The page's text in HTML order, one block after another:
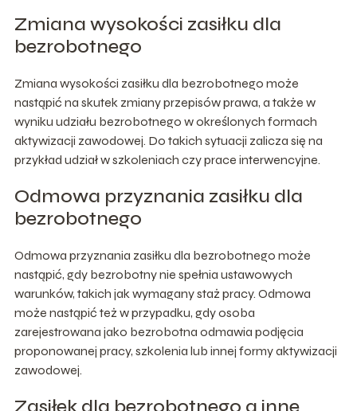
Zmiana wysokości zasiłku dla
bezrobotnego
Zmiana wysokości zasiłku dla bezrobotnego może
nastąpić na skutek zmiany przepisów prawa, a także w
wyniku udziału bezrobotnego w określonych formach
aktywizacji zawodowej. Do takich sytuacji zalicza się na
przykład udział w szkoleniach czy prace interwencyjne.
Odmowa przyznania zasiłku dla
bezrobotnego
Odmowa przyznania zasiłku dla bezrobotnego może
nastąpić, gdy bezrobotny nie spełnia ustawowych
warunków, takich jak wymagany staż pracy. Odmowa
może nastąpić też w przypadku, gdy osoba
zarejestrowana jako bezrobotna odmawia podjęcia
proponowanej pracy, szkolenia lub innej formy aktywizacji
zawodowej.